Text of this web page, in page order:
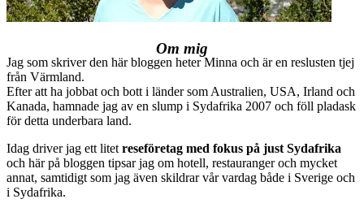
Om mig
Jag som skriver den här bloggen heter Minna och är en reslusten tjej
från Värmland.
Efter att ha jobbat och bott i länder som Australien, USA, Irland och
Kanada, hamnade jag av en slump i Sydafrika 2007 och föll pladask
för detta underbara land.
Idag driver jag ett litet reseföretag med fokus på just Sydafrika
och här på bloggen tipsar jag om hotell, restauranger och mycket
annat, samtidigt som jag även skildrar vår vardag både i Sverige och
i Sydafrika.